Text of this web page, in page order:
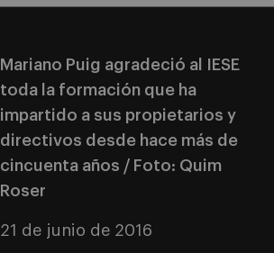
Mariano Puig agradeció al IESE
toda la formación que ha
impartido a sus propietarios y
directivos desde hace más de
cincuenta años / Foto: Quim
Roser
21 de junio de 2016